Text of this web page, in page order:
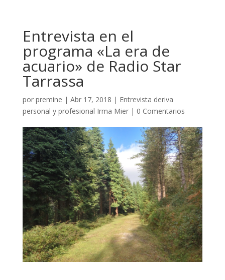
Entrevista en el
programa «La era de
acuario» de Radio Star
Tarrassa
por premine | Abr 17, 2018 | Entrevista deriva
personal y profesional Irma Mier| 0 Comentarios